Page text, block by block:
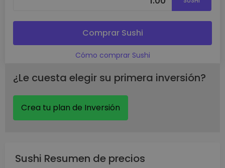
Comprar Sushi
Cómo comprar Sushi
¿Le cuesta elegir su primera inversión?
Crea tu plan de Inversión
Sushi Resumen de precios